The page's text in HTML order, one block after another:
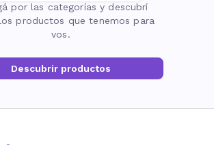
por las categorías y descubrí
productos que tenemos para
vos.
Descubrir productos